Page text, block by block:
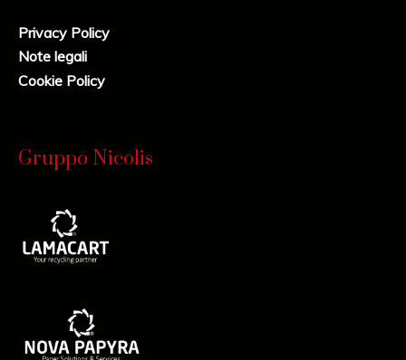
Privacy Policy
Note legali
Cookie Policy
Gruppo Nicolis